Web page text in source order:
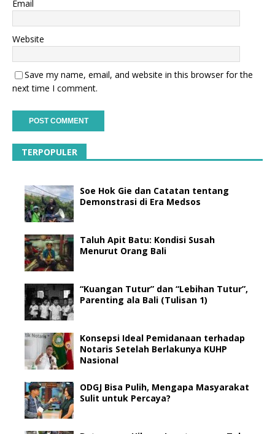
Email
Website
Save my name, email, and website in this browser for the
next time I comment.
TERPOPULER
Soe Hok Gie dan Catatan tentang
Demonstrasi di Era Medsos
Taluh Apit Batu: Kondisi Susah
Menurut Orang Bali
“Kuangan Tutur” dan “Lebihan Tutur”,
Parenting ala Bali (Tulisan 1)
Konsepsi Ideal Pemidanaan terhadap
Notaris Setelah Berlakunya KUHP
Nasional
ODGJ Bisa Pulih, Mengapa Masyarakat
Sulit untuk Percaya?